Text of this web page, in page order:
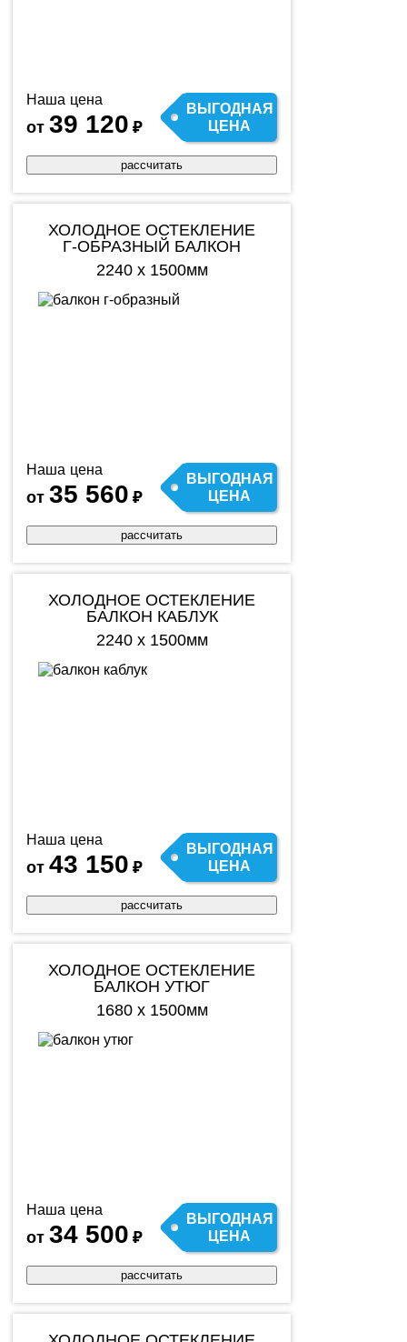
Наша цена
от 39 120 ₽
ВЫГОДНАЯ
ЦЕНА
рассчитать
ХОЛОДНОЕ ОСТЕКЛЕНИЕ
Г-ОБРАЗНЫЙ БАЛКОН
2240 х 1500мм
Наша цена
от 35 560 ₽
ВЫГОДНАЯ
ЦЕНА
рассчитать
ХОЛОДНОЕ ОСТЕКЛЕНИЕ
БАЛКОН КАБЛУК
2240 х 1500мм
Наша цена
от 43 150 ₽
ВЫГОДНАЯ
ЦЕНА
рассчитать
ХОЛОДНОЕ ОСТЕКЛЕНИЕ
БАЛКОН УТЮГ
1680 х 1500мм
Наша цена
от 34 500 ₽
ВЫГОДНАЯ
ЦЕНА
рассчитать